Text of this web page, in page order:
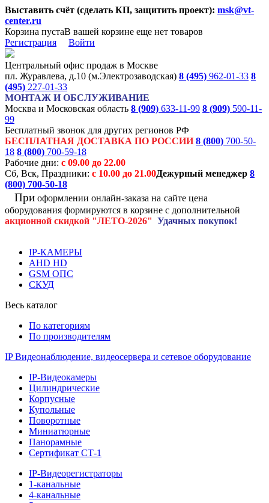
Выставить счёт (сделать КП, защитить проект): msk@vt-
center.ru
Корзина пустаВ вашей корзине еще нет товаров
Регистрация
Войти
Центральный офис продаж в Москве
пл. Журавлева, д.10 (м.Электрозаводская) 8 (495) 962-01-33 8
(495) 227-01-33
МОНТАЖ И ОБСЛУЖИВАНИЕ
Москва и Московская область 8 (909) 633-11-99 8 (909) 590-11-
99
Бесплатный звонок для других регионов РФ
БЕСПЛАТНАЯ ДОСТАВКА ПО РОССИИ 8 (800) 700-50-
18 8 (800) 700-59-18
Рабочие дни: с 09.00 до 22.00
Сб, Вск, Праздники: с 10.00 до 21.00Дежурный менеджер 8
(800) 700-50-18
При оформлении онлайн-заказа на сайте цена
оборудования формируются в корзине с дополнительной
акционной скидкой "ЛЕТО-2026" Удачных покупок!
IP-КАМЕРЫ
AHD HD
GSM ОПС
СКУД
Весь каталог
По категориям
По производителям
IP Видеонаблюдение, видеосервера и сетевое оборудование
IP-Видеокамеры
Цилиндрические
Корпусные
Купольные
Поворотные
Миниатюрные
Панорамные
Сертификат СТ-1
IP-Видеорегистраторы
1-канальные
4-канальные